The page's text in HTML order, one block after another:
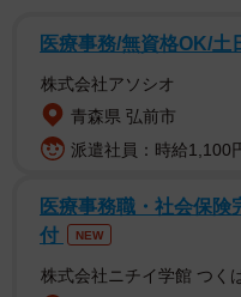
医療事務/無資格OK/土
株式会社アソシオ
青森県 弘前市
派遣社員：時給1,100
医療事務職・社会保険
付
NEW
株式会社ニチイ学館 つく